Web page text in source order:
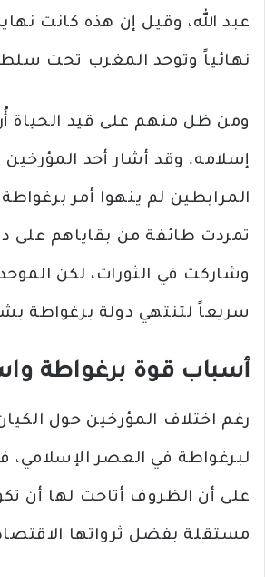
عبد الله، وقيل إن هذه كانت
نهائياً وتوحد المغرب تحت
ومن ظل منهم على قيد الحياة
إسلامه. وقد أشار أحد المؤرخين
المرابطين لم ينهوا أمر
تمردت طائفة من بقاياهم على
وشاركت في الثورات، لكن
سريعاً لتنتهي دولة برغواطة
أسباب قوة برغواطة
رغم اختلاف المؤرخين حول
لبرغواطة في العصر الإسلامي،
على أن الظروف أتاحت لها أن
مستقلة بفضل ثرواتها